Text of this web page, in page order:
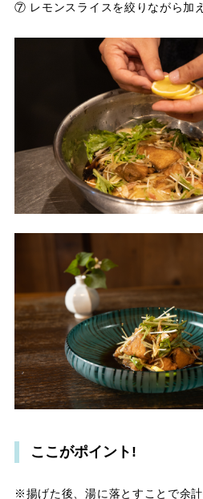
⑦ レモンスライスを絞りながら加
ここがポイント!
※揚げた後、湯に落とすことで余